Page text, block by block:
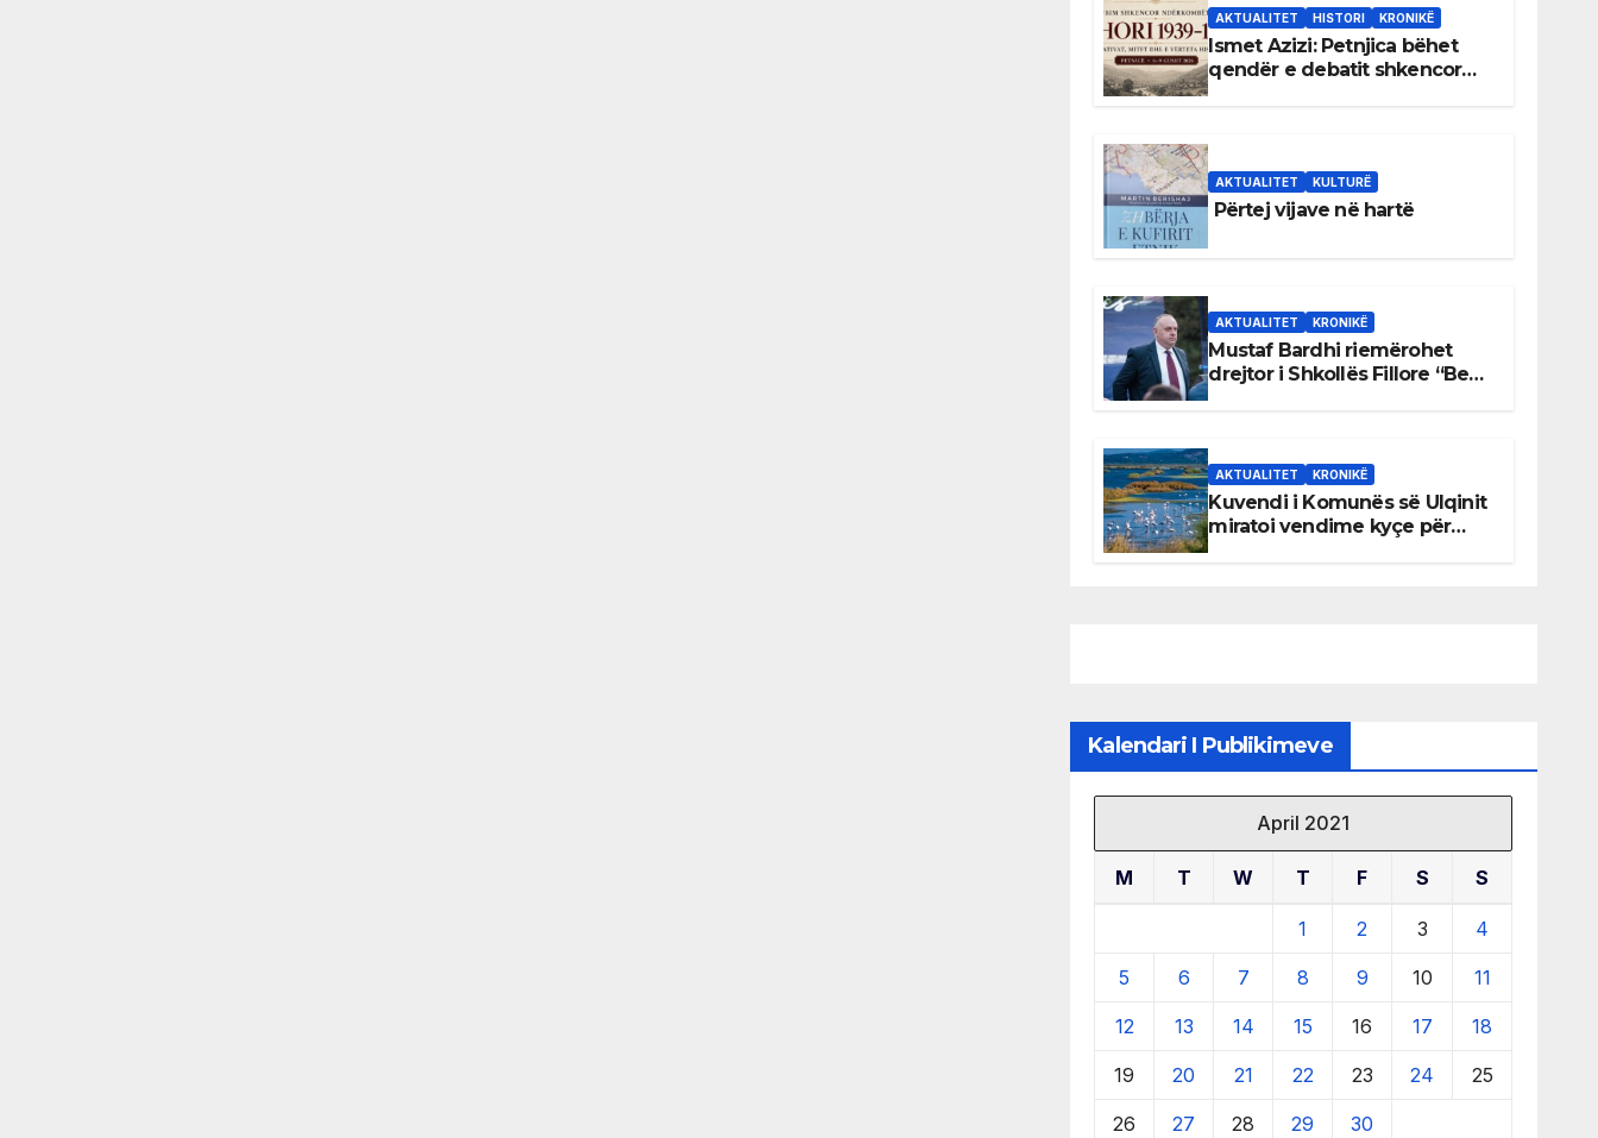
AKTUALITET HISTORI KRONIKË
Ismet Azizi: Petnjica bëhet
qendër e debatit shkencor
AKTUALITET KULTURË
Përtej vijave në hartë
AKTUALITET KRONIKË
Mustaf Bardhi riemërohet
drejtor i Shkollës Fillore “Bedri
AKTUALITET KRONIKË
Kuvendi i Komunës së Ulqinit
miratoi vendime kyçe për
Kalendari I Publikimeve
April 2021
M T W T F S S
1 2 3 4
5 6 7 8 9 10 11
12 13 14 15 16 17 18
19 20 21 22 23 24 25
26 27 28 29 30